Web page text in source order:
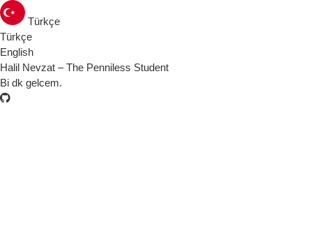
Türkçe
Türkçe
English
Halil Nevzat – The Penniless Student
Bi dk gelcem.